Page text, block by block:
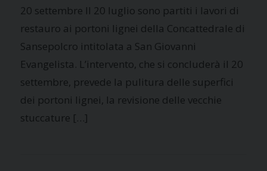
20 settembre Il 20 luglio sono partiti i lavori di
restauro ai portoni lignei della Concattedrale di
Sansepolcro intitolata a San Giovanni
Evangelista. L’intervento, che si concluderà il 20
settembre, prevede la pulitura delle superfici
dei portoni lignei, la revisione delle vecchie
stuccature […]